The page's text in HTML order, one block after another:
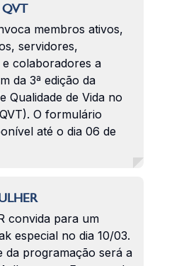
QVT
membros ativos,
servidores,
e colaboradores a
da 3ª edição da
Qualidade de Vida no
O formulário
até o dia 06 de
convida para um
especial no dia 10/03.
da programação será a